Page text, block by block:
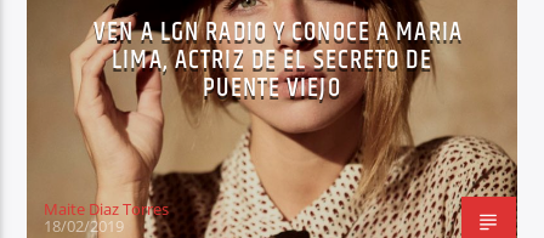
VEN A LGN RADIO Y CONOCE A MARIA
LIMA, ACTRIZ DE EL SECRETO DE
PUENTE VIEJO
Maite Diaz Torres
18/02/2019